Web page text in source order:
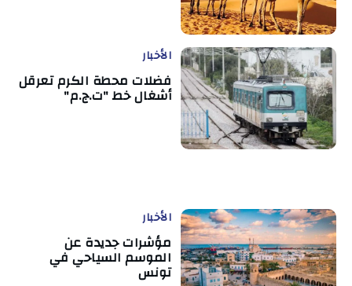
الأخبار
فضلات محطة الكرم تعرقل
أشغال خط "ت.ج.م"
الأخبار
مؤشرات جديدة عن
الموسم السياحي في
تونس